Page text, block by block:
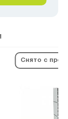
Снято с